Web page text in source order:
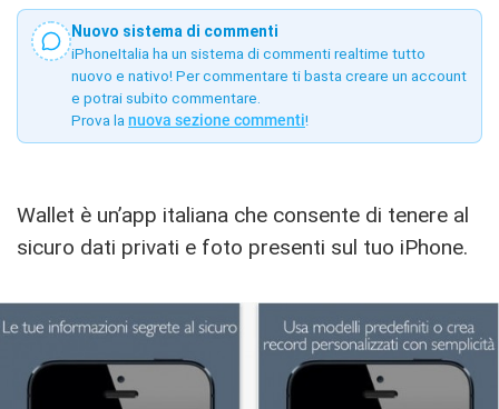
Nuovo sistema di commenti
iPhoneItalia ha un sistema di commenti realtime tutto
nuovo e nativo! Per commentare ti basta creare un account
e potrai subito commentare.
Prova la nuova sezione commenti!
Wallet è un’app italiana che consente di tenere al
sicuro dati privati e foto presenti sul tuo iPhone.